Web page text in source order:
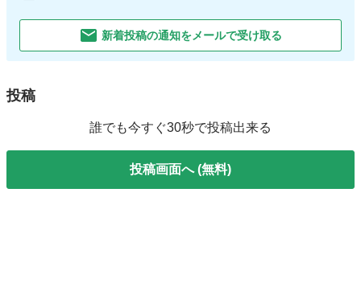
新着投稿の通知をメールで受け取る
投稿
誰でも今すぐ30秒で投稿出来る
投稿画面へ (無料)